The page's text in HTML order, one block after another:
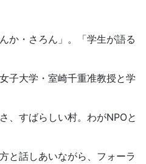
か・さろん」。「学生が語る
子大学・室崎千重准教授と学
、すばらしい村。わがNPOと
と話しあいながら、フォーラ